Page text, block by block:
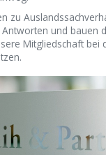
zu
und bauen
Mitgliedschaft